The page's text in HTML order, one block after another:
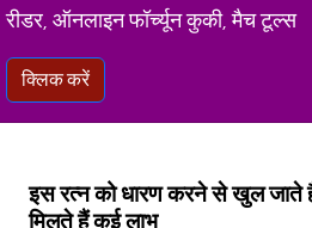
रीडर, ऑनलाइन फॉर्च्यून कुकी, मैच टूल्स
क्लिक करें
इस रत्न को धारण करने से ​खुल जाते
मिलते हैं कई लाभ